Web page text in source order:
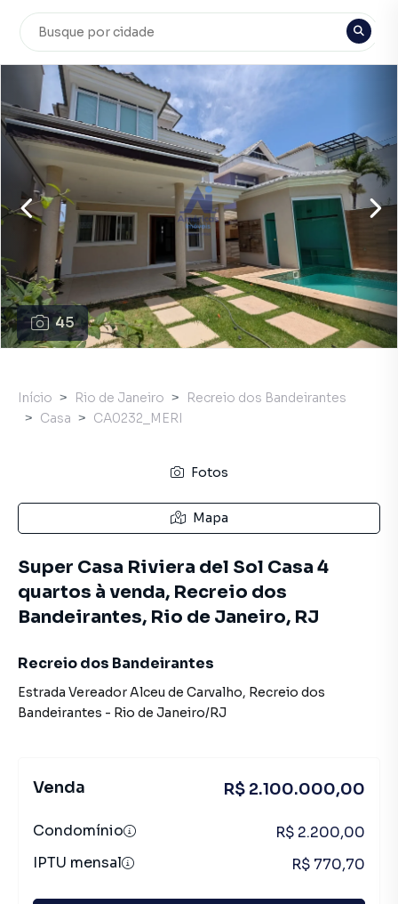
45
Início Rio de Janeiro
Recreio dos Bandeirantes
Casa
CA0232_MERI
Fotos
Mapa
Super Casa Riviera del Sol Casa 4
quartos à venda, Recreio dos
Bandeirantes, Rio de Janeiro, RJ
Recreio dos Bandeirantes
Estrada Vereador Alceu de Carvalho, Recreio dos
Bandeirantes - Rio de Janeiro/RJ
Venda R$ 2.100.000,00
Condomínio
R$ 2.200,00
IPTU mensal
R$ 770,70